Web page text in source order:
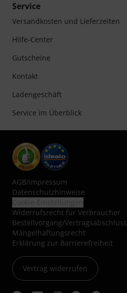
Service
Versandkosten und Lieferzeiten
Hilfe-Center
Gutscheine
Kontakt
Ladengeschäft
Service im Überblick
AGB/Impressum
Datenschutzhinweise
Widerrufsrecht für Verbraucher
Bestellvorgang/Vertragsabschluss
Mängelhaftungsrecht
Erklärung zur Barrierefreiheit
Vertrag widerrufen